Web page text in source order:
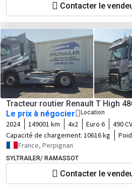
Contacter le
Tracteur routier Renault T High
Le prix à négocier
Location
2024 149001 km 4x2 Euro 6
490 CV
Capacité de chargement: 10616 kg
France, Perpignan
SYLTRAILER/ RAMASSOT
Contacter le